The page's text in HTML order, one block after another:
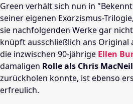
Green verhält sich nun in
seiner eigenen Exorzismus-
sie nachfolgenden Werke gar
knüpft ausschließlich ans Original
die inzwischen 90-jährige Ellen
damaligen Rolle als Chris MacNeil
zurückholen konnte, ist ebenso
erfreulich.